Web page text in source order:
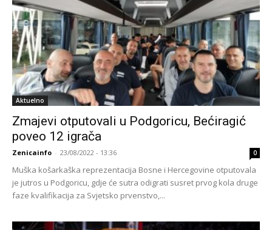
Aktuelno
Zmajevi otputovali u Podgoricu, Bećiragić
poveo 12 igrača
Zenicainfo - 23/08/2022 - 13:36 0
Muška košarkaška reprezentacija Bosne i Hercegovine otputovala
je jutros u Podgoricu, gdje će sutra odigrati susret prvog kola druge
faze kvalifikacija za Svjetsko prvenstvo,...